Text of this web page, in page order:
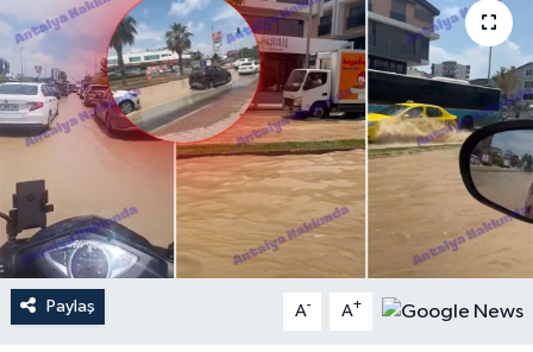
Paylaş A- A+
Dünya
Resmi Reklamlar